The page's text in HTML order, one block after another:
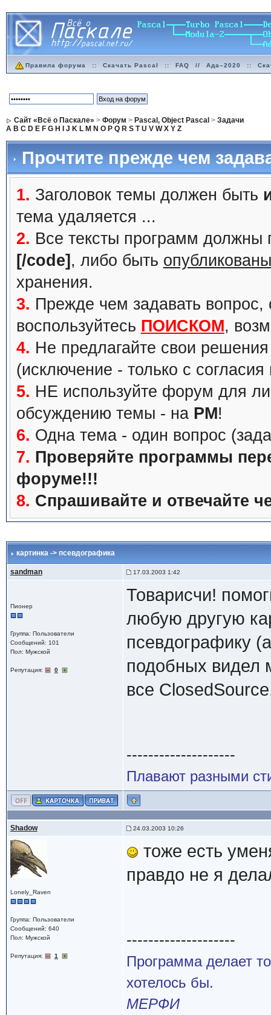
Правила форума :: Скачать Pascal :: FAQ // Ада–2020 ::
Сайт «Всё о Паскале» > Форум > Pascal, Object Pascal > Задачи
A B C D E F G H J K L M N O P Q R S T U V W X Y Z
Прочтите прежде чем
1. Заголовок темы должен быть
тема удаляется ...
2. Все тексты программ должны
[/code] , либо быть
хранения.
3. Прежде чем задавать вопрос,
воспользуйтесь ПОИСКОМ,
4. Не предлагайте свои
(исключение - только с
5. НЕ используйте форум для
обсуждению темы - на PM!
6. Одна тема - один вопрос
7. Проверяйте программы
форуме!!!
8. Спрашивайте и отвечайте
картинка -> псевдографика
sandman 17.03.2003 1:42
Пионер
Группа: Пользователи
Сообщений: 101
Пол: Мужской
Репутация: 0
Товарисчи!
любую другую
псевдографику
подобных видел
все
--------------------
Плавают разными
Shadow 24.03.2003 10:26
Lonely_Raven
Группа: Пользователи
Сообщений: 640
Пол: Мужской
Репутация: 1
тоже есть
правдо не я
--------------------
Программа делает
хотелось бы.
МЕРФИ